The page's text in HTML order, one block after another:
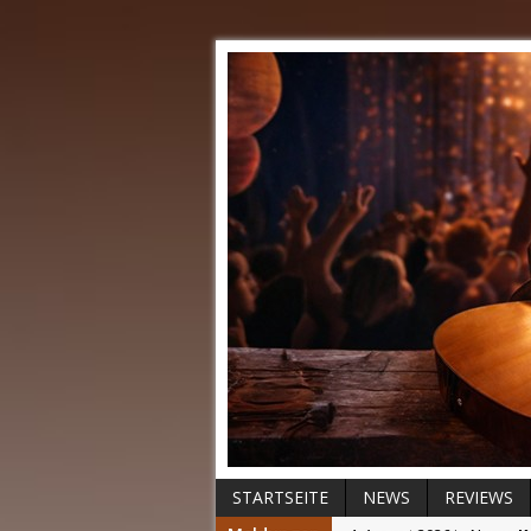
STARTSEITE NEWS REVIEWS